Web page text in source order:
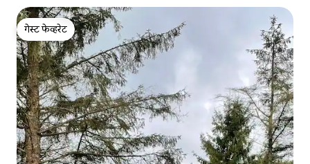
गेस्ट फेव्हरेट
गेस्ट फेव्हरेट